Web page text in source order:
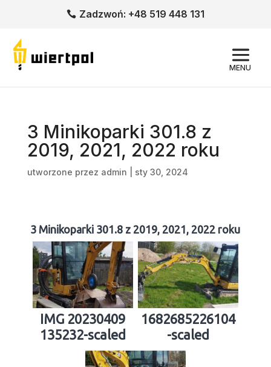
Zadzwoń: +48 519 448 131
MENU
3 Minikoparki 301.8 z
2019, 2021, 2022 roku
utworzone przez admin sty 30, 2024
3 Minikoparki 301.8 z 2019, 2021, 2022 roku
IMG 20230409
135232-scaled
1682685226104
-scaled